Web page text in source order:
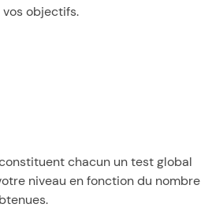
vos objectifs.
chacun un test global
niveau en fonction du nombre